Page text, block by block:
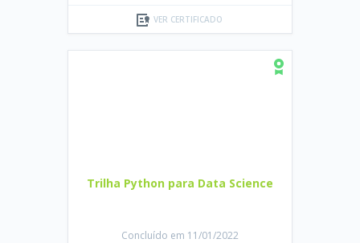
VER CERTIFICADO
Trilha Python para Data Science
Concluído em 11/01/2022